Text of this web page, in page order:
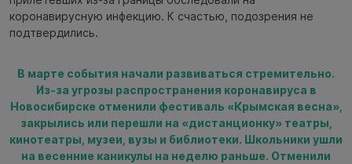
коронавирусную инфекцию. К счастью, подозрения не
подтвердились.
В марте события начали развиваться стремительно.
Из-за угрозы распространения коронавируса в
Новосибирске отменили фестиваль «Крымская весна»,
закрылись или перешли на «дистанционку» театры,
кинотеатры, музеи, вузы и библиотеки. Школьники ушли
на весенние каникулы на неделю раньше. Отменили